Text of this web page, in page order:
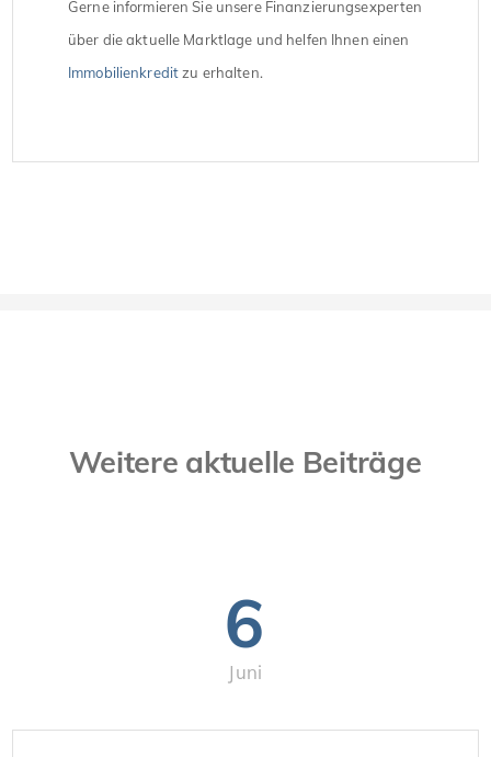
Gerne informieren Sie unsere Finanzierungsexperten
über die aktuelle Marktlage und helfen Ihnen einen
Immobilienkreditzu erhalten.
Weitere aktuelle Beiträge
6
Juni